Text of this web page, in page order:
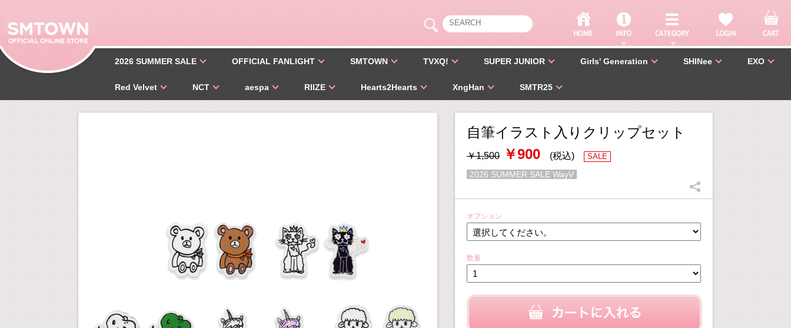
2026 SUMMER SALE OFFICIAL FANLIGHT SMTOWN TVXQ! SUPER JUNIOR Girls' Generation SHINee EXO
Red Velvet NCT aespa RIIZE Hearts2Hearts XngHan SMTR25
自筆イラスト入りクリップセット
￥1,500 ￥900 (税込) SALE
2026 SUMMER SALE WayV
オプション
数量